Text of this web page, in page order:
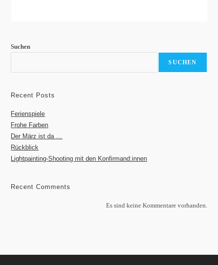
Suchen
SUCHEN
Recent Posts
Ferienspiele
Frohe Farben
Der März ist da …
Rückblick
Lightpainting-Shooting mit den Konfirmand:innen
Recent Comments
Es sind keine Kommentare vorhanden.